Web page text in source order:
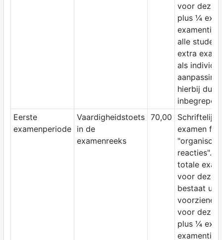
voor deze
plus ¼
examentijd
alle
extra
als
aanpassing
hierbij dus
inbegrepen.
Eerste
examenperiode
Vaardigheidstoets
in de
examenreeks
70,00
Schriftelijk
examen
"organische
reacties".
totale
voor deze
bestaat uit
voorziene
voor deze
plus ¼
examentijd